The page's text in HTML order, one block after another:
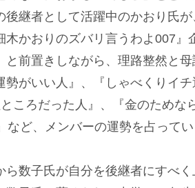
継者として活躍中のかおり氏が
木かおりのズバリ言うわよ007』
と前置きしながら、理路整然と
がいい人』、『しゃべくりイ
ころだった人』、『金のためな
ど、メンバーの運勢を占ってい
数子氏が自分を後継者にすべく